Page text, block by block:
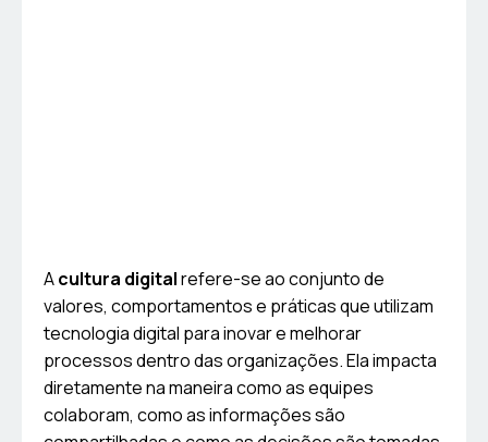
Acultura digitalrefere-se ao conjunto de
valores, comportamentos e práticas que utilizam
tecnologia digital para inovar e melhorar
processos dentro das organizações. Ela impacta
diretamente na maneira como as equipes
colaboram, como as informações são